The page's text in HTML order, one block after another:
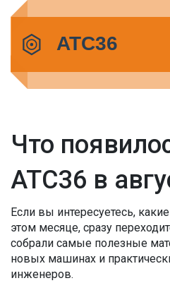
Что
АТС36 в
Если вы интересуетесь,
этом месяце, сразу
собрали самые полезные
новых машинах и
инженеров.